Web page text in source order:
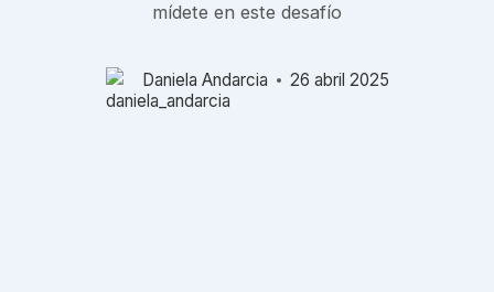
mídete en este desafío
Daniela Andarcia 26 abril 2025